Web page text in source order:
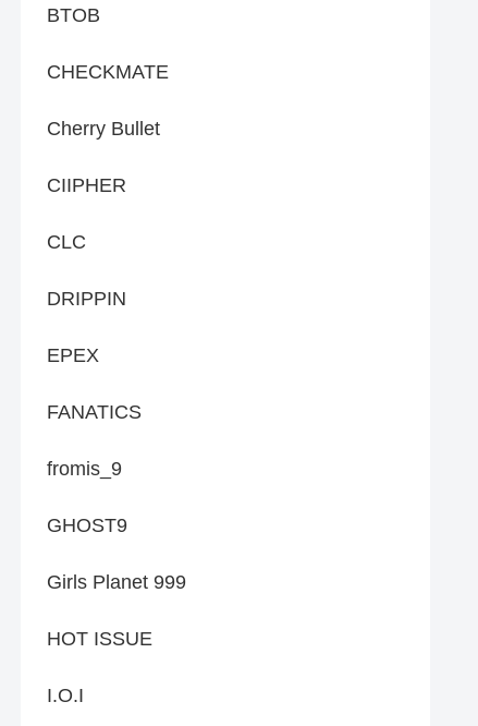
BTOB
CHECKMATE
Cherry Bullet
CIIPHER
CLC
DRIPPIN
EPEX
FANATICS
fromis_9
GHOST9
Girls Planet 999
HOT ISSUE
I.O.I